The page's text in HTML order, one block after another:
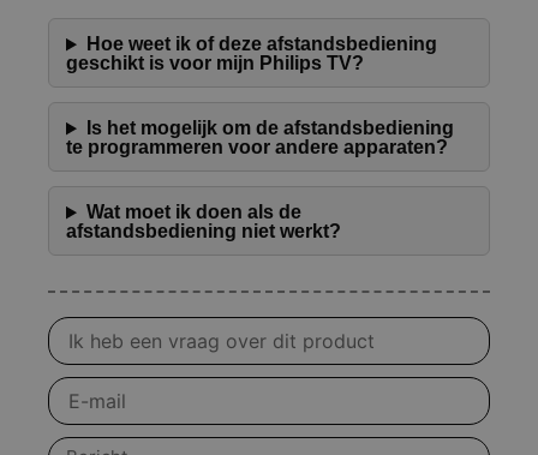
Hoe weet ik of deze afstandsbediening
geschikt is voor mijn Philips TV?
Is het mogelijk om de afstandsbediening
te programmeren voor andere apparaten?
Wat moet ik doen als de
afstandsbediening niet werkt?
Vraag
over
product
E-
mail
Bericht